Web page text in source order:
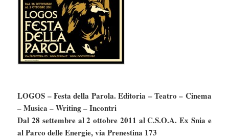
LOGOS – Festa della Parola. Editoria – Teatro – Cinema
– Musica – Writing – Incontri
Dal 28 settembre al 2 ottobre 2011 al C.S.O.A. Ex Snia e
al Parco delle Energie, via Prenestina 173